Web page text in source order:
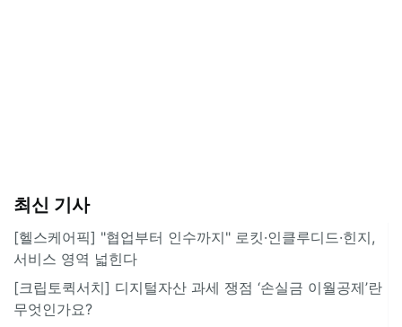
최신 기사
[헬스케어픽] "협업부터 인수까지" 로킷·인클루디드·힌지,
서비스 영역 넓힌다
[크립토퀵서치] 디지털자산 과세 쟁점 ‘손실금 이월공제’란
무엇인가요?